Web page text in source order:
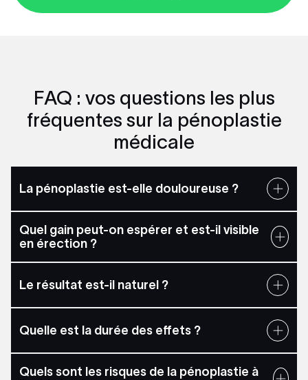
FAQ : vos questions les plus
fréquentes sur la pénoplastie
médicale
La pénoplastie est-elle douloureuse ?
Quel gain peut-on espérer et est-il visible
en érection ?
Le résultat est-il naturel ?
Quelle est la durée des effets ?
Quels sont les risques de la pénoplastie à